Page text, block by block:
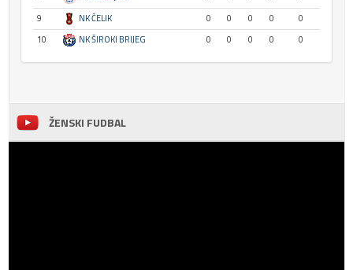
9
NK ČELIK 0 0 0 0
0
10
NK ŠIROKI BRIJEG 0 0 0 0 0
ŽENSKI FUDBAL